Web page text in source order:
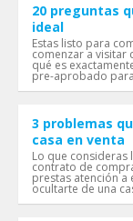
20 preguntas
ideal
Estas listo para
comenzar a visitar
qué es
pre-aprobado
3 problemas
casa en venta
Lo que consideras
contrato de
prestas atención a
ocultarte de una